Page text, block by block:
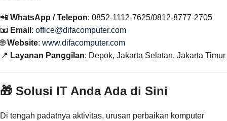
📲 WhatsApp / Telepon: 0852-1112-7625/0812-8777-2705
📧 Email : office@difacomputer.com
🌐Website: www.difacomputer.com
📍 Layanan Panggilan: Depok, Jakarta Selatan, Jakarta Timur
🎁 Solusi IT Anda Ada di Sini
Di tengah padatnya aktivitas, urusan perbaikan komputer